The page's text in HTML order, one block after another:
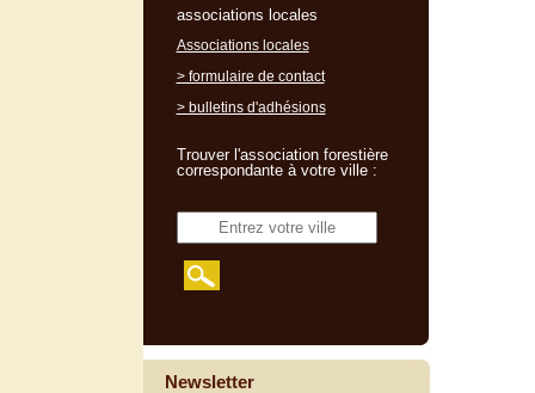
associations locales
Associations locales
> formulaire de contact
> bulletins d'adhésions
Trouver l'association forestière
correspondante à votre ville :
Newsletter